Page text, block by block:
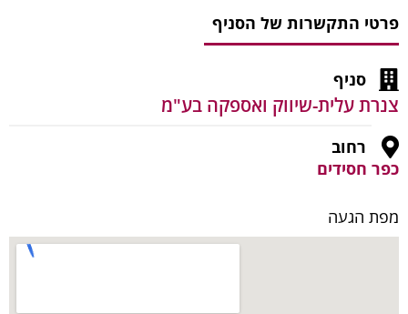
פרטי התקשרות של הסניף
סניף
צנרת עלית-שיווק ואספקה בע"מ
רחוב
כפר חסידים
מפת הגעה